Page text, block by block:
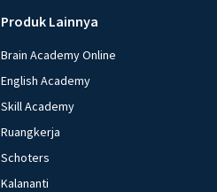
Produk Lainnya
Brain Academy Online
English Academy
Skill Academy
Ruangkerja
Schoters
Kalananti